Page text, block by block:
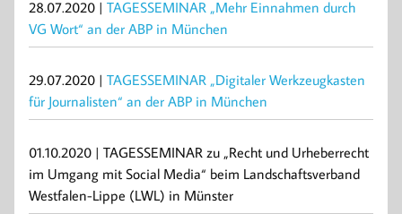
28.07.2020 | TAGESSEMINAR „Mehr Einnahmen durch
VG Wort“ an der ABP in München
29.07.2020 | TAGESSEMINAR „Digitaler Werkzeugkasten
für Journalisten“ an der ABP in München
01.10.2020 | TAGESSEMINAR zu „Recht und Urheberrecht
im Umgang mit Social Media“ beim Landschaftsverband
Westfalen-Lippe (LWL) in Münster